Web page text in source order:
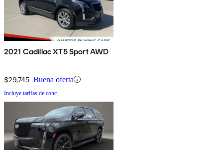
2021 Cadillac XT5 Sport AWD
$29,745 Buena oferta
Incluye tarifas de conc.